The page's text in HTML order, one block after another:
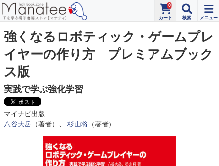
0
強くなるロボティック・ゲームプレ
イヤーの作り方 プレミアムブック
ス版
実践で学ぶ強化学習
マイナビ出版
八谷大岳 （著者）、 杉山将 （著者）